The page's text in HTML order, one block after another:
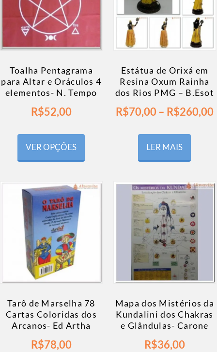
Toalha Pentagrama
para Altar e Oráculos 4
elementos- N. Tempo
R$52,00
VER OPÇÕES
Estátua de Orixá em
Resina Oxum Rainha
dos Rios PMG – B.Esot
R$70,00– R$260,00
LER MAIS
Tarô de Marselha 78
Cartas Coloridas dos
Arcanos- Ed Artha
R$78,00
Mapa dos Mistérios da
Kundalini dos Chakras
e Glândulas- Carone
R$36,00